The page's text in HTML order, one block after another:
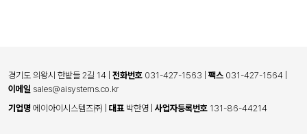
경기도 의왕시 한밭들 2길 14 전화번호 031-427-1563 팩스 031-427-1564
이메일 sales@aisystems.co.kr
기업명 에이아이시스템즈㈜ 대표박한영 사업자등록번호 131-86-44214